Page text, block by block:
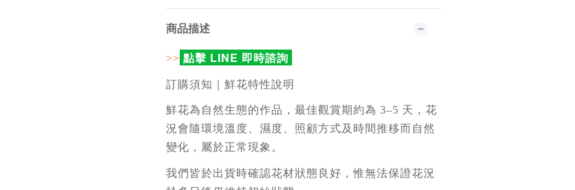
商品描述
>> 點擊 LINE 即時諮詢
訂購須知｜鮮花特性說明
鮮花為自然生態的作品，最佳觀賞期約為 3–5 天，花
況會隨環境溫度、濕度、照顧方式及時間推移而自然
變化，屬於正常現象。
我們皆於出貨時確認花材狀態良好，惟無法保證花況